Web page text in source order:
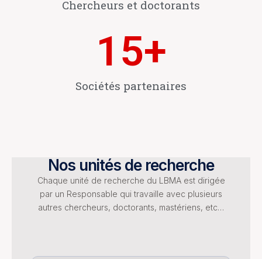
Chercheurs et doctorants
15+
Sociétés partenaires
Nos unités de recherche
Chaque unité de recherche du LBMA est dirigée
par un Responsable qui travaille avec plusieurs
autres chercheurs, doctorants, mastériens, etc…